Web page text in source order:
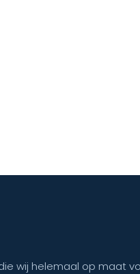
wij helemaal op maat